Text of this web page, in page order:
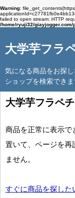
Warning:
failed to open stream: HTTP
/home/ryuji32/
大学芋フラ
気になる商品をお探
ショップを検索できま
大学芋フラペ
商品を正常に表示で
置いて、ページを再
ません。
すぐに商品を探した